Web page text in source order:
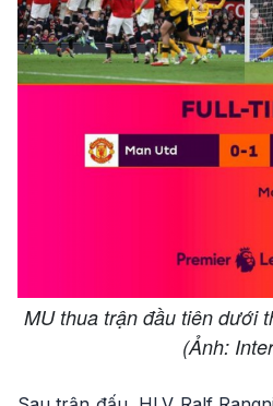
MU thua trận đầu tiên dưới
(Ảnh: